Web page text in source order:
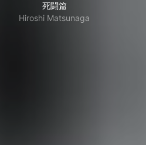
死闘篇
Hiroshi Matsunaga